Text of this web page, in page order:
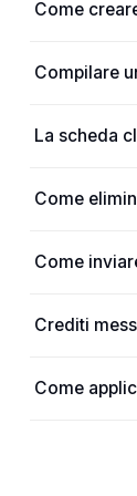
Come
Compilare
La scheda
Come
Come
Crediti
Come